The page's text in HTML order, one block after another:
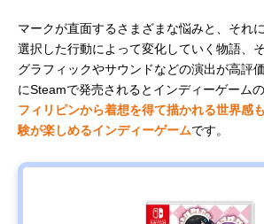
マークが直面するさまざまな悩みと、それ
選択した行動によって変化していく物語、
グラフィックやサウンドなどの演出が高評
にSteamで発売されるとインディーゲーム
フィリピンから着想を得て描かれる世界感
験が楽しめるインディーゲームです。